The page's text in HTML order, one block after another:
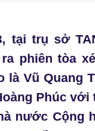
tại trụ sở
phiên tòa
là Vũ Quang
Phúc với
nước Cộng